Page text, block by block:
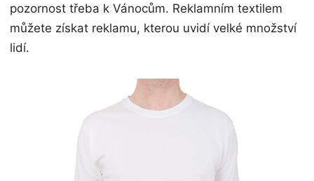
pozornost třeba k Vánocům. Reklamním textilem
můžete získat reklamu, kterou uvidí velké množství
lidí.